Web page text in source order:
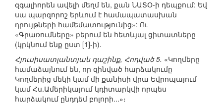
զգալիորեն ավելի մեղմ են, քան ՆԱՏՕ-ի դեպքում: Եվ
սա պարզորոշ երևում է համապատասխան
դրույթների համեմատությունից»: Ու
«Գրառումները» բերում են հետևյալ ցիտատները
(կրկնում ենք ըստ [1]-ի).
Հյուսիսատլանտյան դաշինք, Հոդված 5. «Կողմերը
համաձայնում են, որ զինված հարձակումը
Կողմերից մեկի կամ մի քանիսի վրա Եվրոպայում
կամ Հս.Ամերիկայում կդիտարկվի որպես
հարձակում ընդդեմ բոլորի...»։